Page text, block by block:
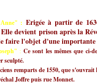
Anne" : Erigée à partir de
devient prison après la
faire l'objet d'une
: Ce sont les mêmes que ci-
sculpté.
remparts de 1550, que s'ouvrait
Joffre puis rue Monnet.